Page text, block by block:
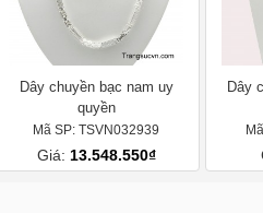
Dây chuyền bạc nam uy
quyền
Mã SP: TSVN032939
Dây